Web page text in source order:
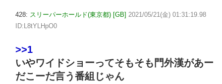
428: スリーパーホールド(東京都) [GB] 2021/05/21(金) 01:31:19.98
ID:L8tYLHpO0
>>1
いやワイドショーってそもそも門外漢があー
だこーだ言う番組じゃん